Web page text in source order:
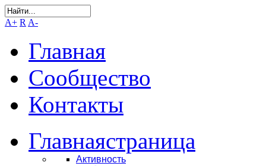
A+ R A-
Главная
Сообщество
Контакты
Главнаястраница
Активность